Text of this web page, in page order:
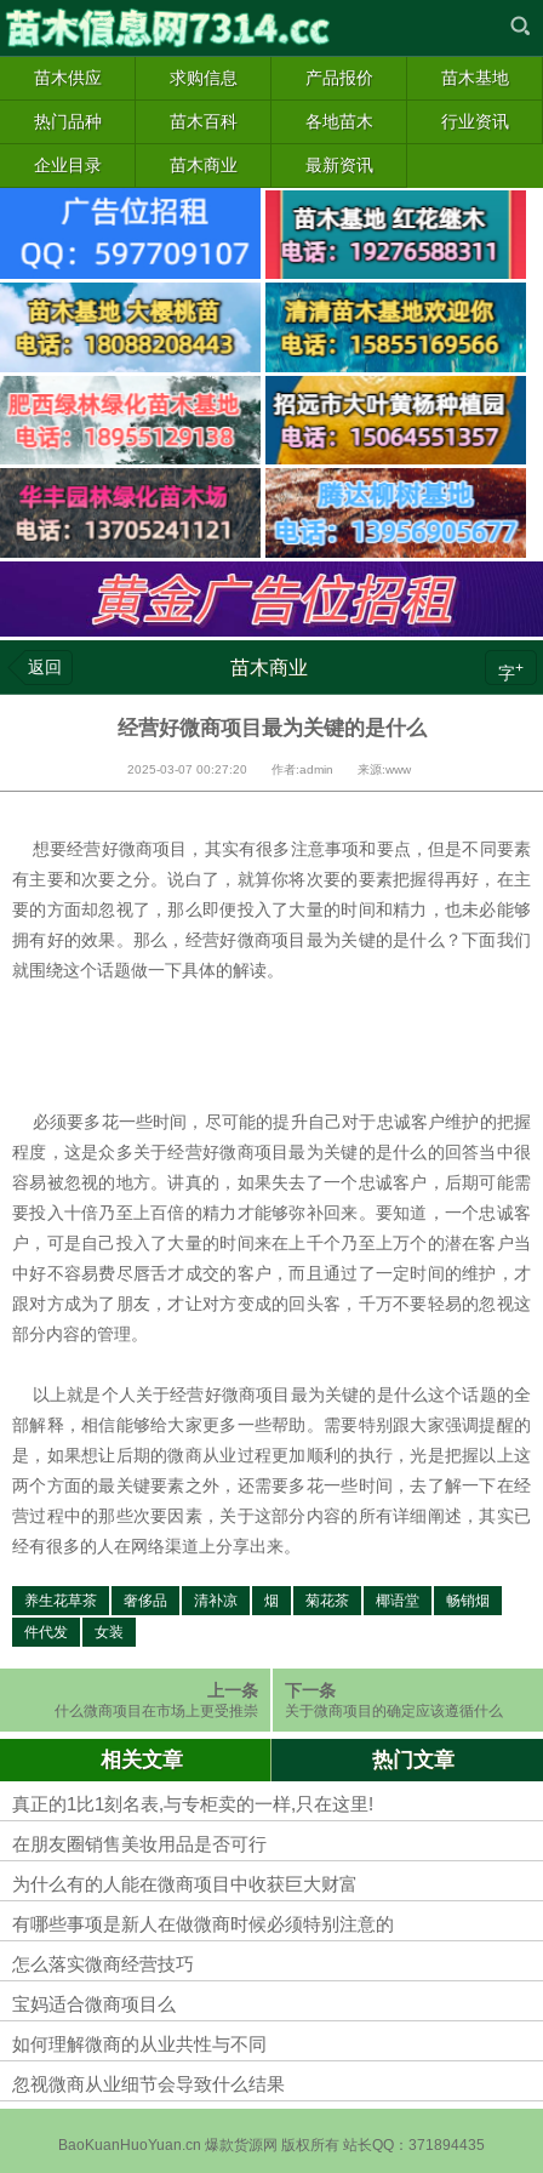
苗木供应 求购信息 产品报价 苗木基地
热门品种 苗木百科 各地苗木 行业资讯
企业目录 苗木商业 最新资讯
返回 苗木商业 字+
经营好微商项目最为关键的是什么
2025-03-07 00:27:20 作者:admin 来源:www
想要经营好微商项目，其实有很多注意事项和要点，但是不同要素
有主要和次要之分。说白了，就算你将次要的要素把握得再好，在主
要的方面却忽视了，那么即便投入了大量的时间和精力，也未必能够
拥有好的效果。那么，经营好微商项目最为关键的是什么？下面我们
就围绕这个话题做一下具体的解读。
必须要多花一些时间，尽可能的提升自己对于忠诚客户维护的把握
程度，这是众多关于经营好微商项目最为关键的是什么的回答当中很
容易被忽视的地方。讲真的，如果失去了一个忠诚客户，后期可能需
要投入十倍乃至上百倍的精力才能够弥补回来。要知道，一个忠诚客
户，可是自己投入了大量的时间来在上千个乃至上万个的潜在客户当
中好不容易费尽唇舌才成交的客户，而且通过了一定时间的维护，才
跟对方成为了朋友，才让对方变成的回头客，千万不要轻易的忽视这
部分内容的管理。
以上就是个人关于经营好微商项目最为关键的是什么这个话题的全
部解释，相信能够给大家更多一些帮助。需要特别跟大家强调提醒的
是，如果想让后期的微商从业过程更加顺利的执行，光是把握以上这
两个方面的最关键要素之外，还需要多花一些时间，去了解一下在经
营过程中的那些次要因素，关于这部分内容的所有详细阐述，其实已
经有很多的人在网络渠道上分享出来。
养生花草茶 奢侈品 清补凉 烟 菊花茶 椰语堂
畅销烟
件代发
女装
上一条
什么微商项目在市场上更受推崇
下一条
关于微商项目的确定应该遵循什么
原则
相关文章 热门文章
真正的1比1刻名表,与专柜卖的一样,只在这里!
在朋友圈销售美妆用品是否可行
为什么有的人能在微商项目中收获巨大财富
有哪些事项是新人在做微商时候必须特别注意的
怎么落实微商经营技巧
宝妈适合微商项目么
如何理解微商的从业共性与不同
忽视微商从业细节会导致什么结果
BaoKuanHuoYuan.cn 爆款货源网 版权所有 站长QQ：371894435